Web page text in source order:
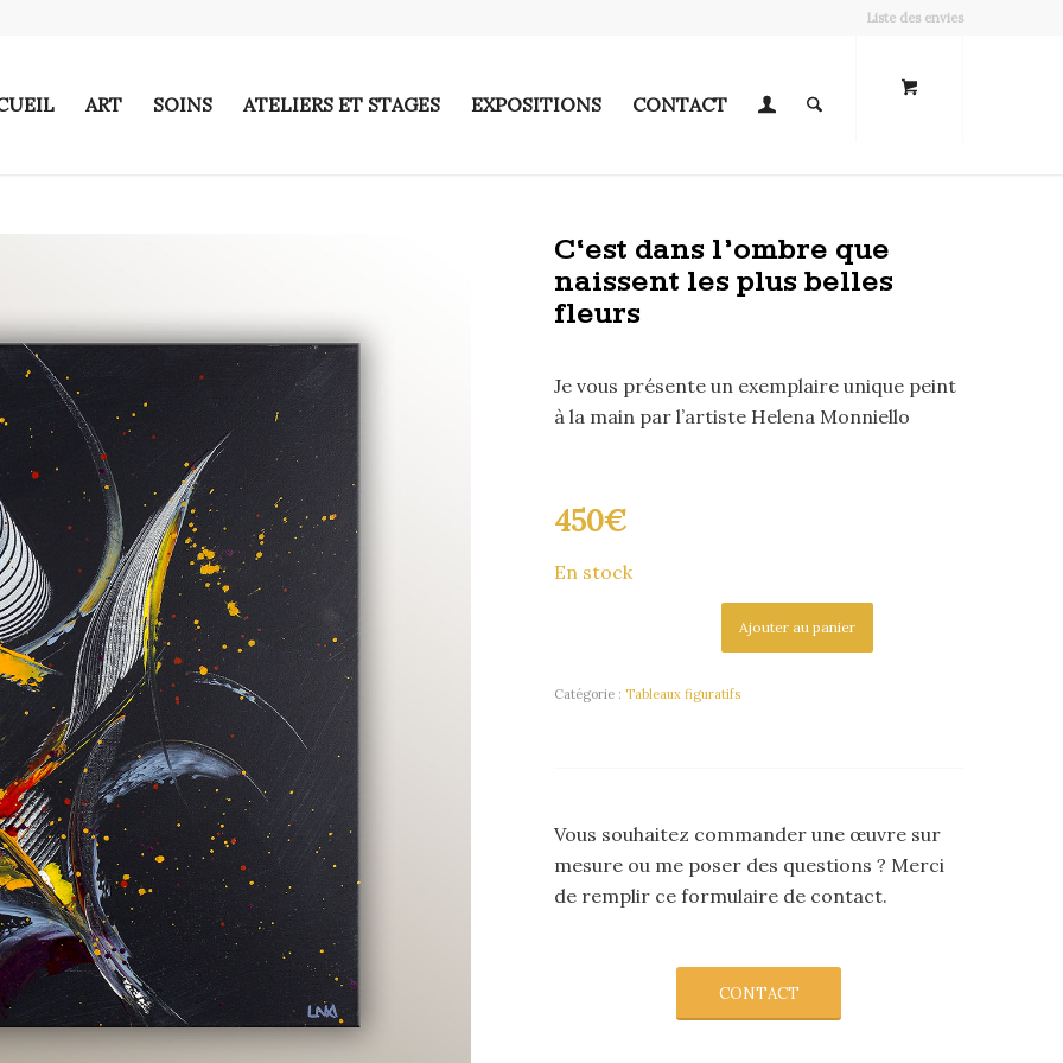
Liste des envies
ART SOINS ATELIERS ET STAGES EXPOSITIONS CONTACT
C‘est dans l’ombre que
naissent les plus belles
fleurs
Je vous présente un exemplaire unique peint
à la main par l’artiste Helena Monniello
450€
En stock
Ajouter au panier
Catégorie :Tableaux figuratifs
Vous souhaitez commander une œuvre sur
mesure ou me poser des questions ? Merci
de remplir ce formulaire de contact.
CONTACT